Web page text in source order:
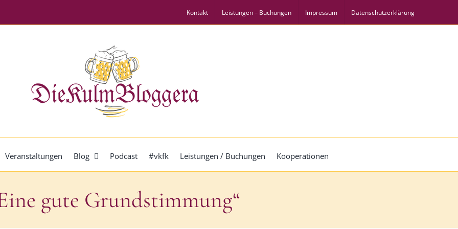
Kontakt Leistungen – Buchungen Impressum Datenschutzerklärung
Veranstaltungen Blog Podcast #vkfk Leistungen / Buchungen Kooperationen
gute Grundstimmung“